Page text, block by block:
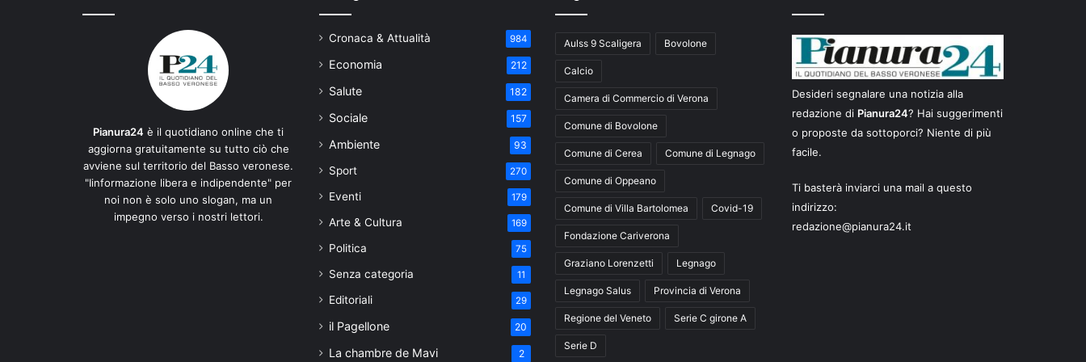
Pianura24 è il quotidiano online che ti
aggiorna gratuitamente su tutto ciò che
avviene sul territorio del Basso veronese.
"Iinformazione libera e indipendente" per
noi non è solo uno slogan, ma un
impegno verso i nostri lettori.
Cronaca & Attualità 984
Economia 212
Salute 182
Sociale 157
Ambiente 93
Sport 270
Eventi 179
Arte & Cultura 169
Politica 75
Senza categoria 11
Editoriali 29
il Pagellone 20
La chambre de Mavi 2
Aulss 9 Scaligera Bovolone
Calcio
Camera di Commercio di Verona
Comune di Bovolone
Comune di Cerea Comune di Legnago
Comune di Oppeano
Comune di Villa Bartolomea Covid-19
Fondazione Cariverona
Graziano Lorenzetti Legnago
Legnago Salus Provincia di Verona
Regione del Veneto Serie C girone A
Serie D
Desideri segnalare una notizia alla
redazione di Pianura24? Hai suggerimenti
o proposte da sottoporci? Niente di più
facile.
Ti basterà inviarci una mail a questo
indirizzo:
redazione@pianura24.it